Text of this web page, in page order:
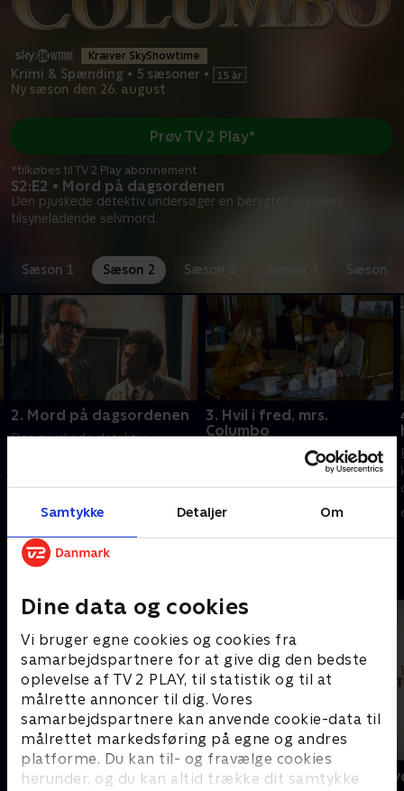
Samtykke Detaljer Om
Dine data og cookies
Vi bruger egne cookies og cookies fra
samarbejdspartnere for at give dig den bedste
oplevelse af TV 2 PLAY, til statistik og til at
målrette annoncer til dig. Vores
samarbejdspartnere kan anvende cookie-data til
målrettet markedsføring på egne og andres
platforme. Du kan til- og fravælge cookies
herunder, og du kan altid trække dit samtykke
Kræver SkyShowtime
Krimi & Spænding • 5 sæsoner •
Ny sæson den 26. august
S2:E2 • Mord på dagsordenen
Den pjuskede detektiv undersøger en berygtet svindlers
tilsyneladende selvmord.
Prøv TV 2 Play*
*tilkøbes til TV 2 Play abonnement
Sæson 1 Sæson 2 Sæson 3 Sæson 5
2. Mord på dagsordenen
Den pjuskede detektiv
selvmord.
6. september 2023 • 91 min
3. Hvil i fred, mrs.
Columbo
Enken af en uærlig
ejendomsmægler sværger
hævn over de mænd, der satte
ham i fængsel.
Inspector Morse Mord på